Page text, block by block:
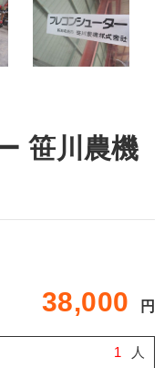
笹川農機
38,000 円
1 人